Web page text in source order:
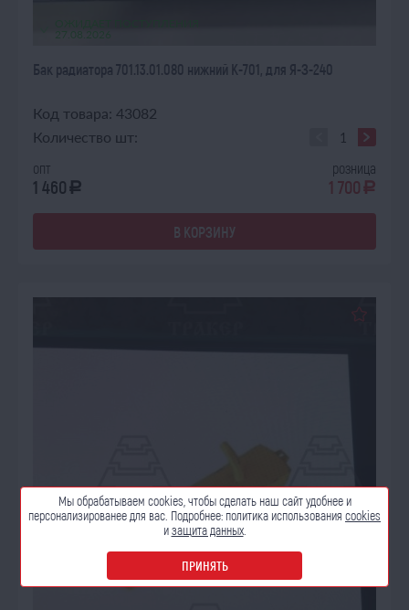
27.08.2026
Бак радиатора 701.13.01.080 нижний К-701, для Я-З-240
Код товара: 43082
Количество шт:
опт
1 460 a
розница
1 700 a
В КОРЗИНУ
Мы обрабатываем cookies, чтобы сделать наш сайтудобнее и
персонализированее для вас. Подробнее: политика использования cookies
изащита данных.
ПРИНЯТЬ